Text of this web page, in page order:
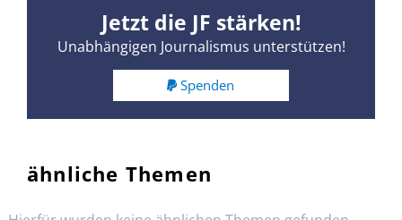
Jetzt die JF stärken!
Unabhängigen Journalismus unterstützen!
Spenden
ähnliche Themen